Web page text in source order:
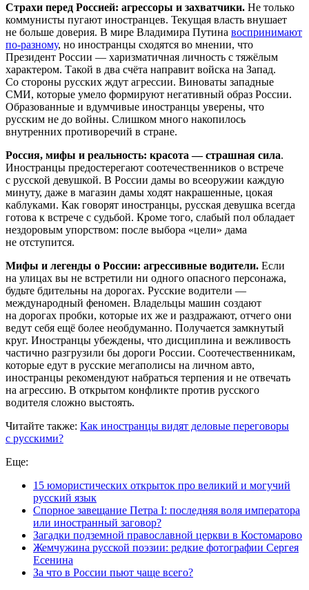
Страхи перед Россией: агрессоры и захватчики. Не только
коммунисты пугают иностранцев. Текущая власть внушает
не больше доверия. В мире Владимира Путина воспринимают
по-разному, но иностранцы сходятся во мнении, что
Президент России — харизматичная личность с тяжёлым
характером. Такой в два счёта направит войска на Запад.
Со стороны русских ждут агрессии. Виноваты западные
СМИ, которые умело формируют негативный образ России.
Образованные и вдумчивые иностранцы уверены, что
русским не до войны. Слишком много накопилось
внутренних противоречий в стране.
Россия, мифы и реальность: красота — страшная сила.
Иностранцы предостерегают соотечественников о встрече
с русской девушкой. В России дамы во всеоружии каждую
минуту, даже в магазин дамы ходят накрашенные, цокая
каблуками. Как говорят иностранцы, русская девушка всегда
готова к встрече с судьбой. Кроме того, слабый пол обладает
нездоровым упорством: после выбора «цели» дама
не отступится.
Мифы и легенды о России: агрессивные водители. Если
на улицах вы не встретили ни одного опасного персонажа,
будьте бдительны на дорогах. Русские водители —
международный феномен. Владельцы машин создают
на дорогах пробки, которые их же и раздражают, отчего они
ведут себя ещё более необдуманно. Получается замкнутый
круг. Иностранцы убеждены, что дисциплина и вежливость
частично разгрузили бы дороги России. Соотечественникам,
которые едут в русские мегаполисы на личном авто,
иностранцы рекомендуют набраться терпения и не отвечать
на агрессию. В открытом конфликте против русского
водителя сложно выстоять.
Читайте также: Как иностранцы видят деловые переговоры
с русскими?
Еще:
15 юмористических открыток про великий и могучий
русский язык
Спорное завещание Петра I: последняя воля императора
или иностранный заговор?
Загадки подземной православной церкви в Костомарово
Жемчужина русской поэзии: редкие фотографии Сергея
Есенина
За что в России пьют чаще всего?